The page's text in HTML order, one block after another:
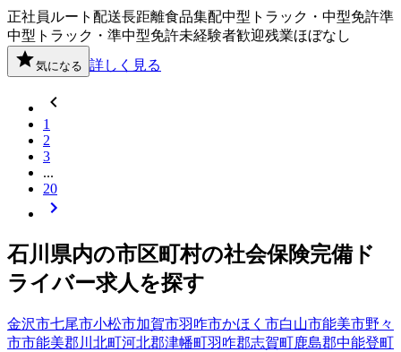
正社員 ルート配送長距離食品集配中型トラック・中型免許準
中型トラック・準中型免許未経験者歓迎残業ほぼなし
気になる 詳しく見る
1
2
3
...
20
石川県内の市区町村の社会保険完備ド
ライバー求人を探す
金沢市七尾市小松市加賀市羽咋市かほく市白山市能美市野々
市市能美郡川北町河北郡津幡町羽咋郡志賀町鹿島郡中能登町